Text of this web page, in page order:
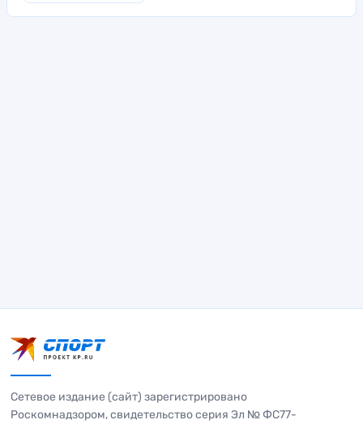
Сетевое издание (сайт) зарегистрировано
Роскомнадзором, свидетельство серия Эл № ФС77-